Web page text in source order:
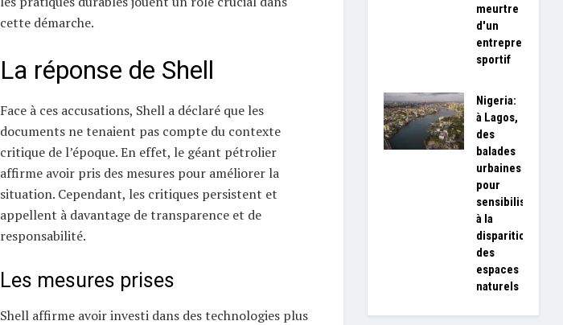
cette démarche.
La réponse de Shell
Face à ces accusations, Shell a déclaré que les
documents ne tenaient pas compte du contexte
critique de l’époque. En effet, le géant pétrolier
affirme avoir pris des mesures pour améliorer la
situation. Cependant, les critiques persistent et
appellent à davantage de transparence et de
responsabilité.
Les mesures prises
Shell affirme avoir investi dans des technologies plus
meurtre
d'un
entrepreneur
sportif
Nigeria:
à Lagos,
des
balades
urbaines
pour
sensibiliser
à la
disparition
des
espaces
naturels